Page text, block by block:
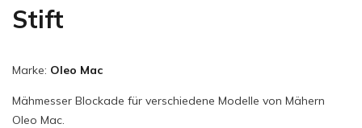
Stift
Marke: Oleo Mac
Mähmesser Blockade für verschiedene Modelle von Mähern
Oleo Mac.